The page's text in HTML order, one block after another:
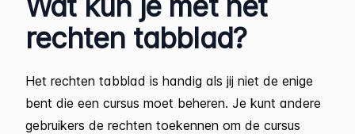
rechten tabblad?
Het rechten tabblad is handig als jij niet de enige
bent die een cursus moet beheren. Je kunt andere
gebruikers de rechten toekennen om de cursus